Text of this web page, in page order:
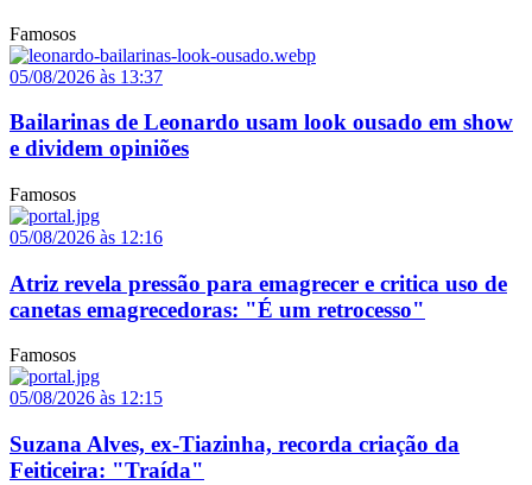
Famosos
05/08/2026 às 13:37
Bailarinas de Leonardo usam look ousado em show
e dividem opiniões
Famosos
05/08/2026 às 12:16
Atriz revela pressão para emagrecer e critica uso de
canetas emagrecedoras: "É um retrocesso"
Famosos
05/08/2026 às 12:15
Suzana Alves, ex-Tiazinha, recorda criação da
Feiticeira: "Traída"